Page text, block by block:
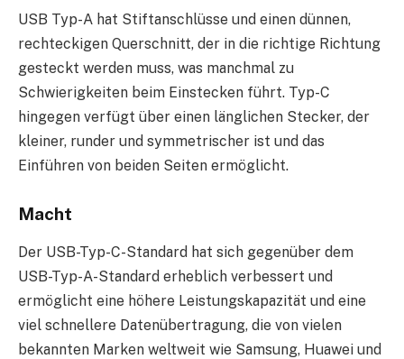
USB Typ-A hat Stiftanschlüsse und einen dünnen,
rechteckigen Querschnitt, der in die richtige Richtung
gesteckt werden muss, was manchmal zu
Schwierigkeiten beim Einstecken führt. Typ-C
hingegen verfügt über einen länglichen Stecker, der
kleiner, runder und symmetrischer ist und das
Einführen von beiden Seiten ermöglicht.
Macht
Der USB-Typ-C-Standard hat sich gegenüber dem
USB-Typ-A-Standard erheblich verbessert und
ermöglicht eine höhere Leistungskapazität und eine
viel schnellere Datenübertragung, die von vielen
bekannten Marken weltweit wie Samsung, Huawei und